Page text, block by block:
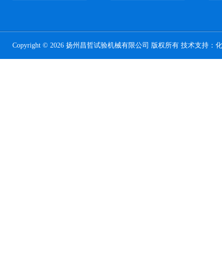
Copyright © 2026 扬州昌哲试验机械有限公司 版权所有 技术支持：